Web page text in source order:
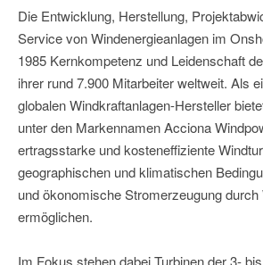
Die Entwicklung, Herstellung,
Service von Windenergieanlagen im
1985 Kernkompetenz und Leidenschaft
ihrer rund 7.900 Mitarbeiter weltweit. Als
globalen Windkraftanlagen-Hersteller
unter den Markennamen Acciona
ertragsstarke und kosteneffiziente
geographischen und klimatischen
und ökonomische Stromerzeugung durch
ermöglichen.